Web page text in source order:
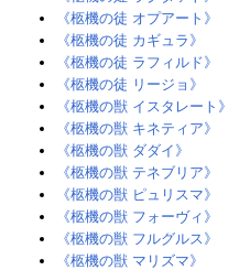
《柩機の徒 オプアート》‎
《柩機の徒 カギュラ》
《柩機の徒 ラフィルド》‎
《柩機の徒 リージョ》
《柩機の獣 イスタレート》
《柩機の獣 キネティア》‎
《柩機の獣 ダダイ》
《柩機の獣 テネブリア》
《柩機の獣 ピュリスマ》
《柩機の獣 フォーヴィ》
《柩機の獣 フルグルス》
《柩機の獣 マリズマ》